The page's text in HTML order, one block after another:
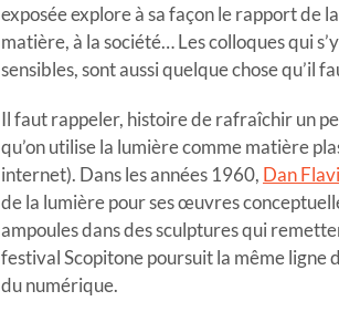
exposée explore à sa façon le rapport de
matière, à la société… Les colloques qui
sensibles, sont aussi quelque chose qu’il
Il faut rappeler, histoire de rafraîchir un
qu’on utilise la lumière comme matière
internet). Dans les années 1960, Dan
de la lumière pour ses œuvres
ampoules dans des sculptures qui
festival Scopitone poursuit la même ligne
du numérique.